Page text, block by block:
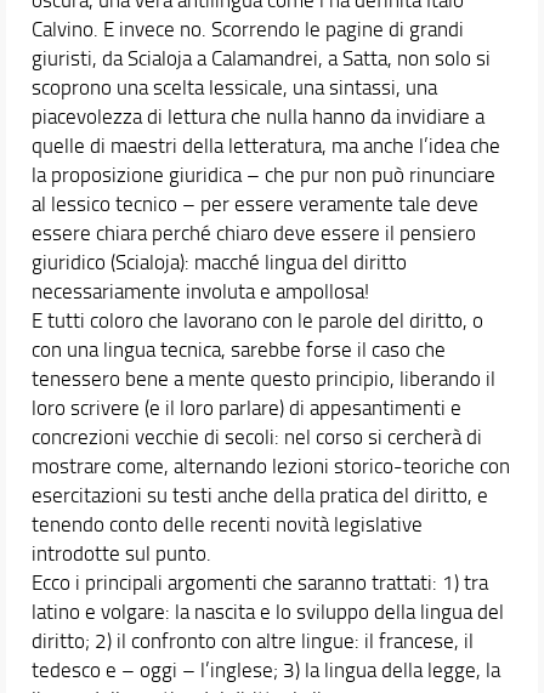
Calvino. E invece no. Scorrendo le pagine di grandi
giuristi, da Scialoja a Calamandrei, a Satta, non solo si
scoprono una scelta lessicale, una sintassi, una
piacevolezza di lettura che nulla hanno da invidiare a
quelle di maestri della letteratura, ma anche l’idea che
la proposizione giuridica – che pur non può rinunciare
al lessico tecnico – per essere veramente tale deve
essere chiara perché chiaro deve essere il pensiero
giuridico (Scialoja): macché lingua del diritto
necessariamente involuta e ampollosa!
E tutti coloro che lavorano con le parole del diritto, o
con una lingua tecnica, sarebbe forse il caso che
tenessero bene a mente questo principio, liberando il
loro scrivere (e il loro parlare) di appesantimenti e
concrezioni vecchie di secoli: nel corso si cercherà di
mostrare come, alternando lezioni storico-teoriche con
esercitazioni su testi anche della pratica del diritto, e
tenendo conto delle recenti novità legislative
introdotte sul punto.
Ecco i principali argomenti che saranno trattati: 1) tra
latino e volgare: la nascita e lo sviluppo della lingua del
diritto; 2) il confronto con altre lingue: il francese, il
tedesco e – oggi – l’inglese; 3) la lingua della legge, la